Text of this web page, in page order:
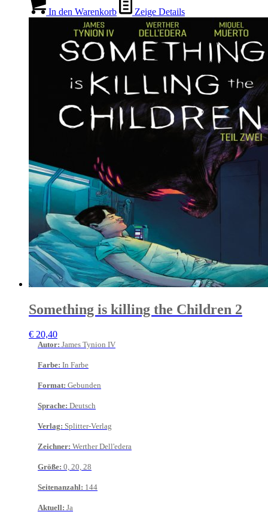
In den Warenkorb Zeige Details
Something is killing the Children 2
€ 20,40
Autor: James Tynion IV
Farbe: In Farbe
Format: Gebunden
Sprache: Deutsch
Verlag: Splitter-Verlag
Zeichner: Werther Dell'edera
Größe: 0, 20, 28
Seitenanzahl: 144
Aktuell: Ja